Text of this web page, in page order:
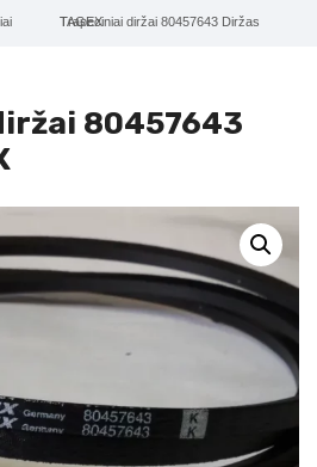
Trapeciniai diržai 80457643 Diržas TAGEX
80457643